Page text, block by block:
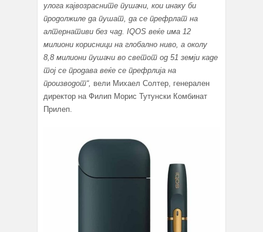
улога кајвозрасните пушачи, кои инаку би
продолжиле да пушат, да се префрлат на
алтернативи без чад. IQOS веќе има 12
милиони корисници на глобално ниво, а околу
8,8 милиони пушачи во светот од 51 земји каде
тој се продава веќе се префрлија на
производот“, вели Михаел Солтер, генерален
директор на Филип Морис Тутунски Комбинат
Прилеп.